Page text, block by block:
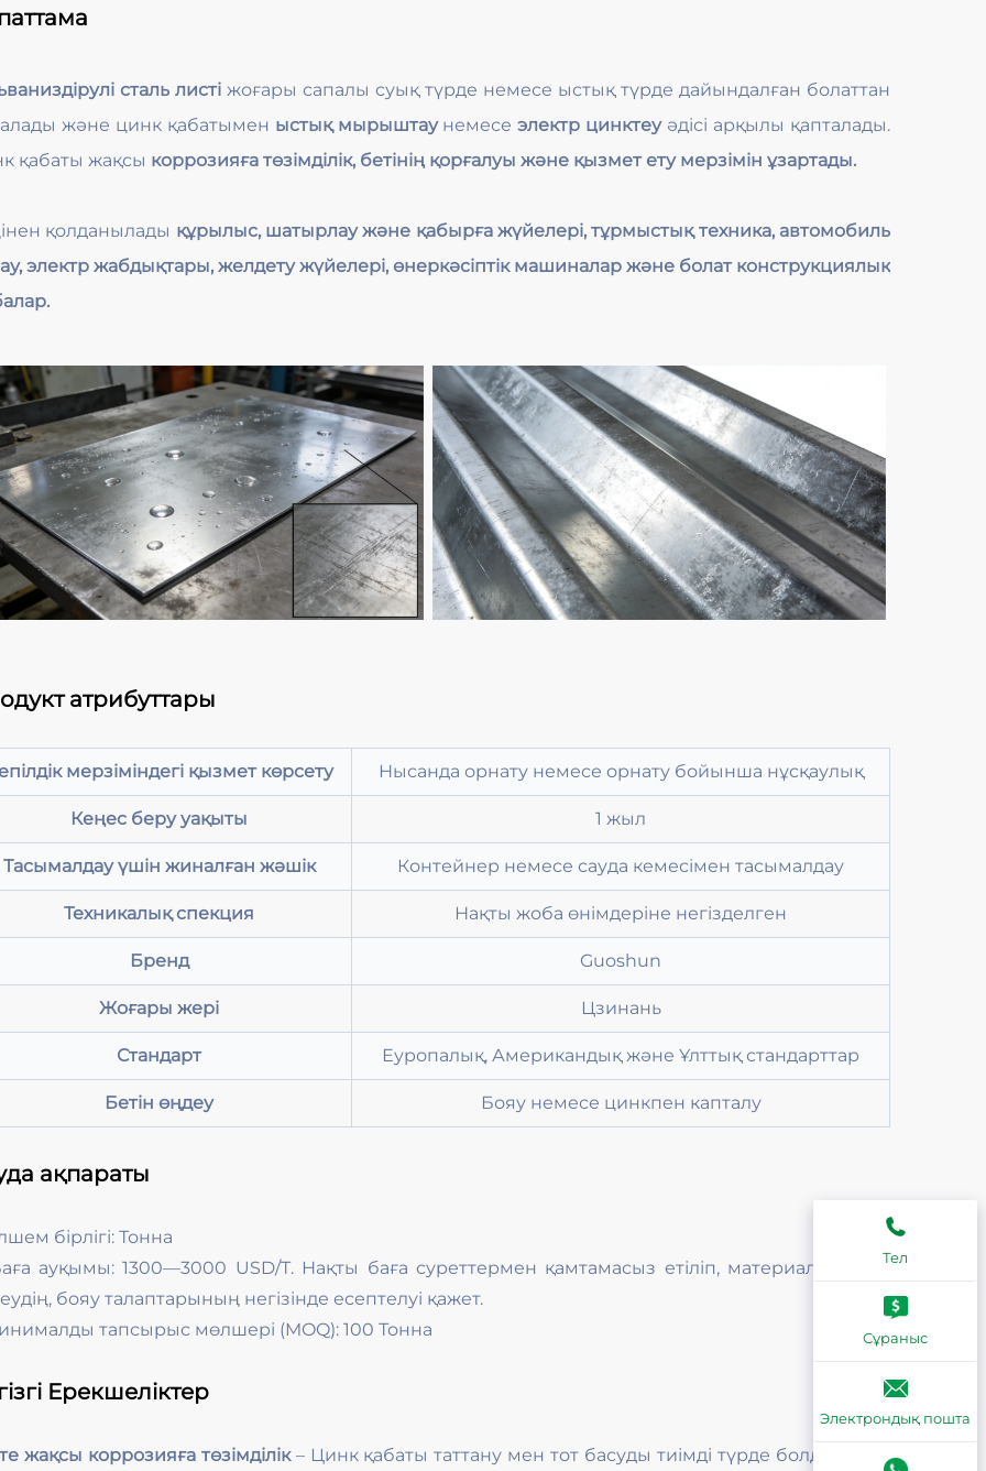
сталь листі жоғары сапалы суық түрде немесе ыстық түрде дайындалған болаттан
және цинк қабатымен ыстық мырыштау немесеэлектр цинктеу әдісі арқылы қапталады.
қабаты жақсы коррозияға төзімділік, бетінің қорғалуы және қызмет ету мерзімін ұзартады.
қолданылады құрылыс, шатырлау және қабырға жүйелері, тұрмыстық техника, автомобиль
электр жабдықтары, желдету жүйелері, өнеркәсіптік машиналар және болат конструкциялық
атрибуттары
мерзіміндегі қызмет көрсету Нысанда орнату немесе орнату бойынша нұсқаулық
Кеңес беру уақыты 1 жыл
Тасымалдау үшін жиналған жәшік Контейнер немесе сауда кемесімен тасымалдау
Техникалық спекция Нақты жоба өнімдеріне негізделген
Бренд Guoshun
Жоғары жері Цзинань
Стандарт Еуропалық, Американдық және Ұлттық стандарттар
Бетін өңдеу Бояу немесе цинкпен капталу
ақпараты
бірлігі: Тонна
ауқымы: 1300—3000 USD/Т. Нақты баға суреттермен қамтамасыз етіліп, материалдардың,
бояу талаптарының негізінде есептелуі қажет.
тапсырыс мөлшері (MOQ): 100 Тонна
Ерекшеліктер
жақсы коррозияға төзімділік – Цинк қабаты таттану мен тот басуды тиімді түрде болдырмаға
Тел
Сұраныс
Электрондық пошта